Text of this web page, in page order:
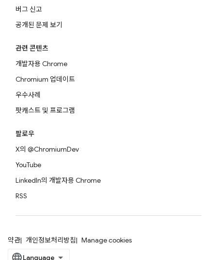
버그 신고
공개된 문제 보기
관련 콘텐츠
개발자용 Chrome
Chromium 업데이트
우수사례
팟캐스트 및 프로그램
팔로우
X의 @ChromiumDev
YouTube
LinkedIn의 개발자용 Chrome
RSS
약관 개인정보처리방침 Manage cookies